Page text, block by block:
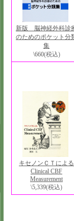
新版 脳神経外科診
のためのポケット分
集
\660(税込)
キセノンＣＴによる
Clinical CBF
Measurement
\5,339(税込)